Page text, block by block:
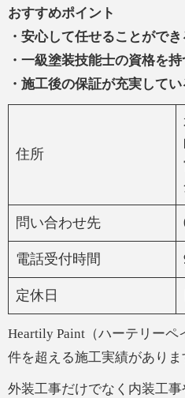
おすすめポイント
・安心して任せることがで
・一級塗装技能士の資格を
・施工後の保証が充実してい
住所
問い合わせ先
電話受付時間
定休日
Heartily Paint（ハーテリーペ
件を超える施工実績がありま
外装工事だけでなく内装工